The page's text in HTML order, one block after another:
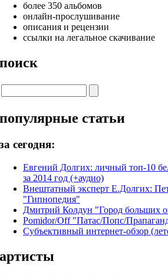
более 350 альбомов
онлайн-прослушивание
описания и рецензии
ссылки на легальное скачивание
поиск
популярные статьи
за сегодня:
Евгений Долгих: личный топ-10
за 2014 год (+аудио)
Внештатный эксперт Е.Долгих:
"Гипнопедия"
Дмитрий Колдун "Город больших
Pomidor/Off "Патас/Попс/
Субъективный интернет-обзор
артисты